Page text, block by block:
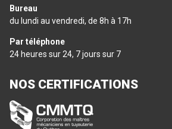
Bureau
du lundi au vendredi, de 8h à 17h
Par téléphone
24 heures sur 24, 7 jours sur 7
NOS CERTIFICATIONS